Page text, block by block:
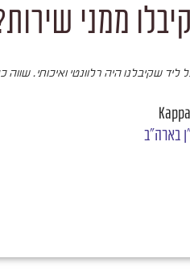
ממני
שקיבלנו היה רלוונטי ואיכותי.
בארה"ב